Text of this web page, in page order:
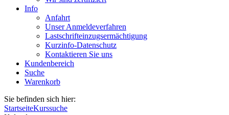
Info
Anfahrt
Unser Anmeldeverfahren
Lastschrifteinzugsermächtigung
Kurzinfo-Datenschutz
Kontaktieren Sie uns
Kundenbereich
Suche
Warenkorb
Sie befinden sich hier:
StartseiteKurssuche